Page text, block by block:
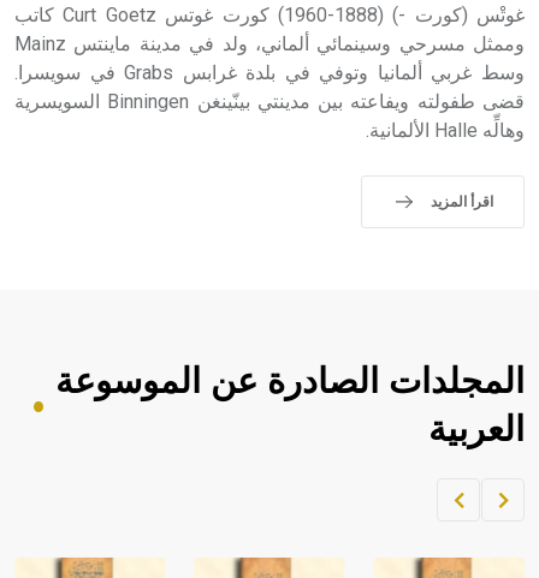
حيث تقتصر القيمة الصوتية للعلامة الك
غوتْس (كورت -) (1888-1960) كورت غوتس Curt Goetz كاتب
وممثل مسرحي وسينمائي ألماني، ولد في مدينة ماينتس Mainz
وسط غربي ألمانيا وتوفي في بلدة غرابس Grabs في سويسرا.
قضى طفولته ويفاعته بين مدينتي بينّينغن Binningen السويسرية
وهالِّه Halle الألمانية.
اقرأ المزيد
المجلدات الصادرة عن الموسوعة
العربية